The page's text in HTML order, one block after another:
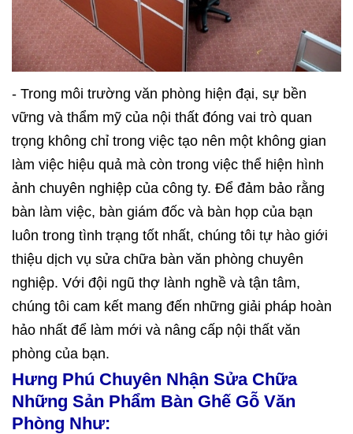
- Trong môi trường văn phòng hiện đại, sự bền
vững và thẩm mỹ của nội thất đóng vai trò quan
trọng không chỉ trong việc tạo nên một không gian
làm việc hiệu quả mà còn trong việc thể hiện hình
ảnh chuyên nghiệp của công ty. Để đảm bảo rằng
bàn làm việc, bàn giám đốc và bàn họp của bạn
luôn trong tình trạng tốt nhất, chúng tôi tự hào giới
thiệu dịch vụ sửa chữa bàn văn phòng chuyên
nghiệp. Với đội ngũ thợ lành nghề và tận tâm,
chúng tôi cam kết mang đến những giải pháp hoàn
hảo nhất để làm mới và nâng cấp nội thất văn
phòng của bạn.
Hưng Phú Chuyên Nhận Sửa Chữa
Những Sản Phẩm Bàn Ghế Gỗ Văn
Phòng Như: